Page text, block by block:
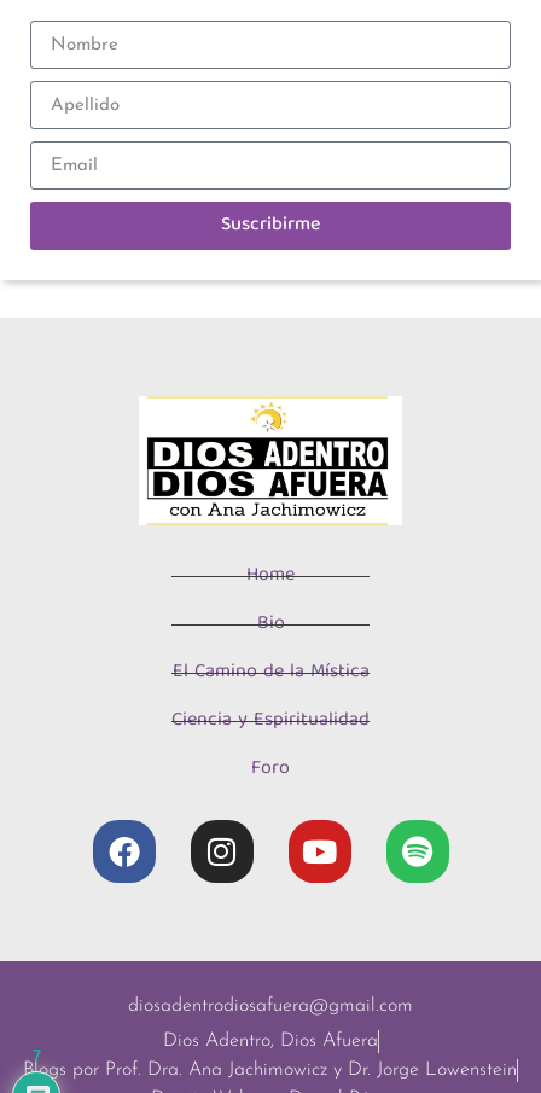
Suscribirme
Home
Bio
El Camino de la Mística
Ciencia y Espiritualidad
Foro
diosadentrodiosafuera@gmail.com
Dios Adentro, Dios Afuera
Blogs por Prof. Dra. Ana Jachimowicz y Dr. Jorge Lowenstein
7